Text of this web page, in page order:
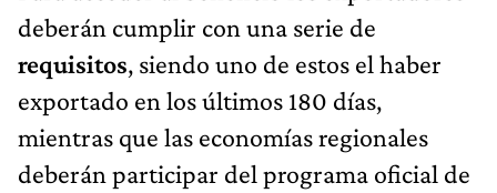
deberán cumplir con una serie de
requisitos, siendo uno de estos el haber
exportado en los últimos 180 días,
mientras que las economías regionales
deberán participar del programa oficial de